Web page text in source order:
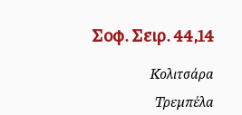
Σοφ. Σειρ. 44,14
Κολιτσάρα
Τρεμπέλα